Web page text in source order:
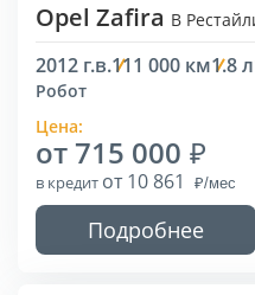
Opel Zafira B
2012 г.в.111 000 км1.8 л
Робот
Цена:
от 715 000
в кредит от 10 861
Подробнее